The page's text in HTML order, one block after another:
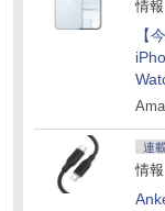
情報
【
Air
連
情報